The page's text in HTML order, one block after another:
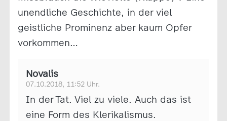
unendliche Geschichte, in der viel
geistliche Prominenz aber kaum Opfer
vorkommen…
Novalis
07.10.2018, 11:52 Uhr.
In der Tat. Viel zu viele. Auch das ist
eine Form des Klerikalismus.